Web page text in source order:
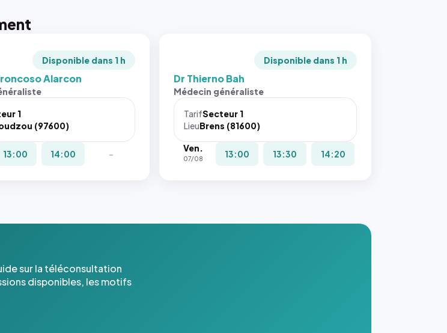
Disponible dans 1 h
Alarcon
1
(97600)
13:00 14:00 -
Disponible dans 1 h
Dr Thierno Bah
Médecin généraliste
TarifSecteur 1
LieuBrens (81600)
Ven.
07/08 13:00 13:30 14:20
sur la téléconsultation
disponibles, les motifs